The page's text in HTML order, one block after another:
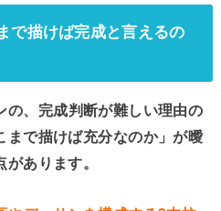
で描けば完成と言えるの
の、完成判断が難しい理由の
まで描けば充分なのか」が曖
あります。